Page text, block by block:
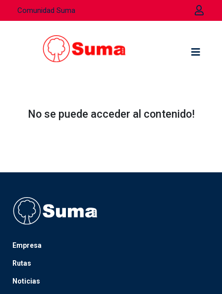
Comunidad Suma
No se puede acceder al contenido!
Empresa
Rutas
Noticias